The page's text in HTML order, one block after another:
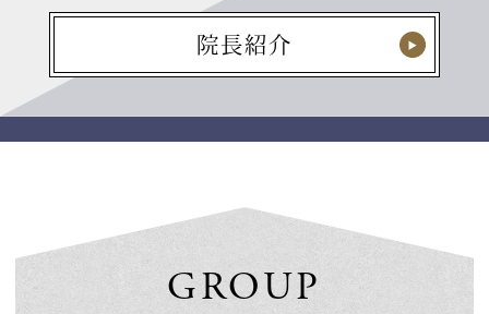
院長紹介
GROUP